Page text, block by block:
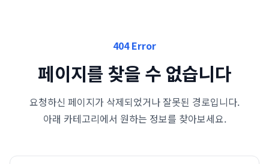
404 Error
페이지를 찾을 수 없습니다
요청하신 페이지가 삭제되었거나 잘못된 경로입니다.
아래 카테고리에서 원하는 정보를 찾아보세요.